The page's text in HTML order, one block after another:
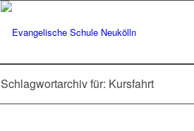
Schlagwortarchiv für: Kursfahrt